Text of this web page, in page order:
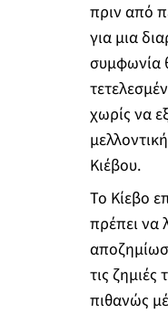
πριν από
για μια
συμφωνία
χωρίς να
Κιέβου.
Το Κίεβο
πρέπει να
τις
πιθανώς